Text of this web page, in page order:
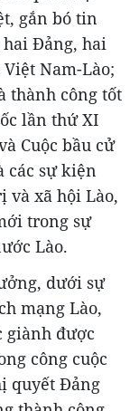
gắn bó tin
Đảng, hai
Nam-Lào;
thành công tốt
lần thứ XI
Cuộc bầu cử
các sự kiện
và xã hội Lào,
trong sự
Lào.
dưới sự
mạng Lào,
giành được
công cuộc
quyết Đảng